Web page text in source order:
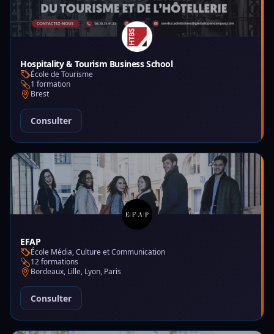
Hospitality & Tourism Business School
École de Tourisme
1 formation
Brest
Consulter
EFAP
École Média, Culture et Communication
12 formations
Bordeaux, Lille, Lyon, Paris
Consulter